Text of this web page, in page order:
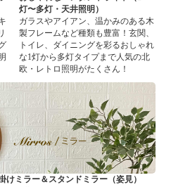
灯〜多灯・天井照明）
ガラスやアイアン、温かみのある木
製フレームなど種類も豊富！玄関、
トイレ、ダイニングを彩るおしゃれ
な1灯から多灯タイプまで人気の北
欧・レトロ照明がたくさん！
けミラー＆スタンドミラー（姿見）